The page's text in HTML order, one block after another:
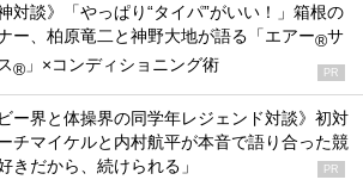
対談》「やっぱり“タイパ”がいい！」箱根の
ー、柏原竜二と神野大地が語る「エアー®サ
® 」×コンディショニング術 PR
ビー界と体操界の同学年レジェンド対談》初対
チマイケルと内村航平が本音で語り合った競
きだから、続けられる」
PR